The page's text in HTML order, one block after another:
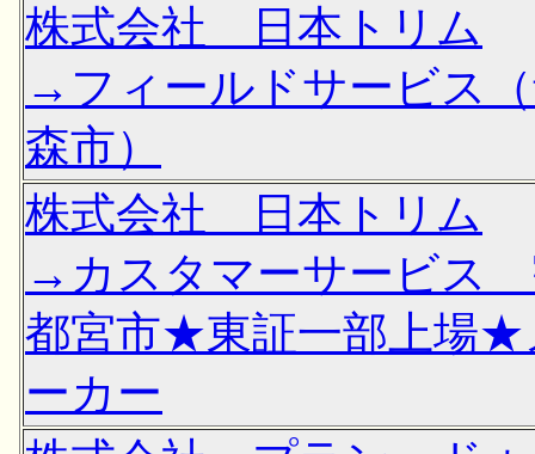
株式会社 日本トリム
→フィールドサービス
森市）
株式会社 日本トリム
→カスタマーサービス
都宮市★東証一部上場★
ーカー